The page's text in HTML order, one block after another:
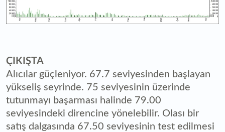
ÇIKIŞTA
Alıcılar güçleniyor. 67.7 seviyesinden başlayan
yükseliş seyrinde. 75 seviyesinin üzerinde
tutunmayı başarması halinde 79.00
seviyesindeki direncine yönelebilir. Olası bir
satış dalgasında 67.50 seviyesinin test edilmesi